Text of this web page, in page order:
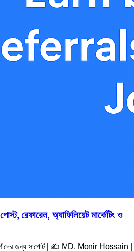
রেফারেল, অ্যাফিলিয়েট মার্কেটিং ও
জন্য সাপোর্ট | ✍️ MD. Monir Hossain |